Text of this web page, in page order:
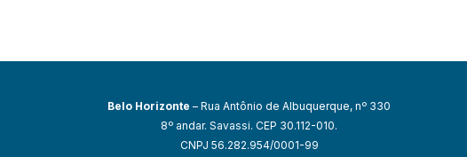
Belo Horizonte – Rua Antônio de Albuquerque, nº 330
8º andar. Savassi. CEP 30.112-010.
CNPJ 56.282.954/0001-99